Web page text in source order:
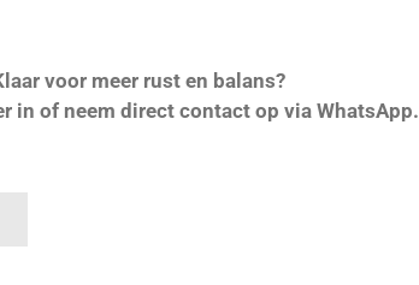
voor meer rust en balans?
in of neem direct contact op via WhatsApp.